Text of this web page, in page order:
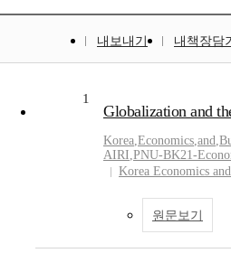
내보내기 내책장담
1
Globalization and
Korea,Economics,and,
AIRI,PNU-BK21-
Korea Economics
원문보기